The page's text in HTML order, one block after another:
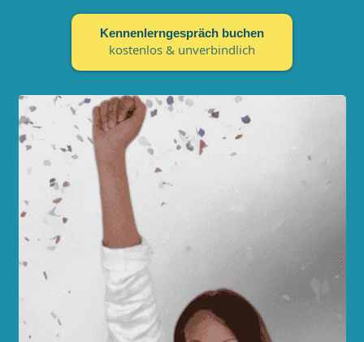
Kennenlerngespräch buchen
kostenlos & unverbindlich